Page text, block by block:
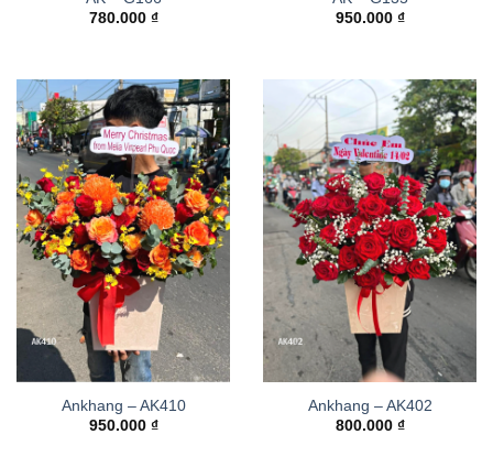
780.000 ₫
950.000 ₫
Ankhang – AK410
950.000 ₫
Ankhang – AK402
800.000 ₫